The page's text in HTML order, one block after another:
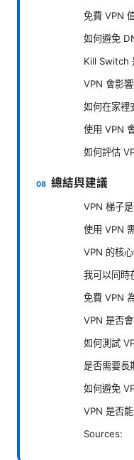
免費 VPN
如何避免
Kill Switch
VPN 會影
如何在家裡
使用 VPN
如何評估
總結與建議
VPN 梯子
使用 VPN
VPN 的核
我可以同時
免費 VPN
VPN 是否
如何測試
是否需要長
如何避免
VPN 是否
Sources: